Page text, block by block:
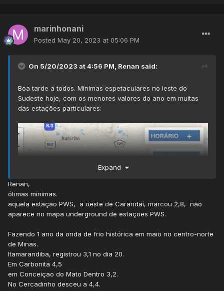
marinhonani
Posted May 20, 2023 at 05:06 PM
On 5/20/2023 at 4:56 PM, Renan said:
Boa tarde a todos. Mínimas espetaculares no leste do
Sudeste hoje, com os menores valores do ano em muitas
das estações particulares:
Expand
Renan,
ótimas mínimas.
aquela estação PWS, a oeste de Carandaí, marcou 2,8, não
aparece no mapa underground de estaçoes PWS.
Fazendo 1 ano da onda de frio histórica em maio no centro-norte
de Minas.
Itamarandiba, registrou 3,1 no dia 20.
Em Carbonita 4,5
em Conceiçao do Mato Dentro 3,2.
No Cercadinho desceu a 4,4.